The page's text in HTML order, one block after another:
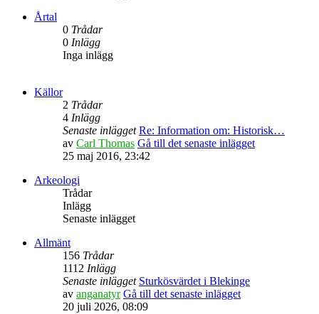
Årtal
0 Trådar
0 Inlägg
Inga inlägg
Källor
2 Trådar
4 Inlägg
Senaste inlägget Re: Information om: Historisk…
av Carl Thomas Gå till det senaste inlägget
25 maj 2016, 23:42
Arkeologi
Trådar
Inlägg
Senaste inlägget
Allmänt
156 Trådar
1112 Inlägg
Senaste inlägget Sturkösvärdet i Blekinge
av anganatyr Gå till det senaste inlägget
20 juli 2026, 08:09